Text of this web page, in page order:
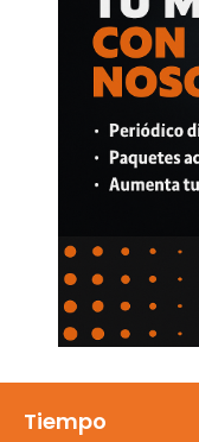
Tiempo